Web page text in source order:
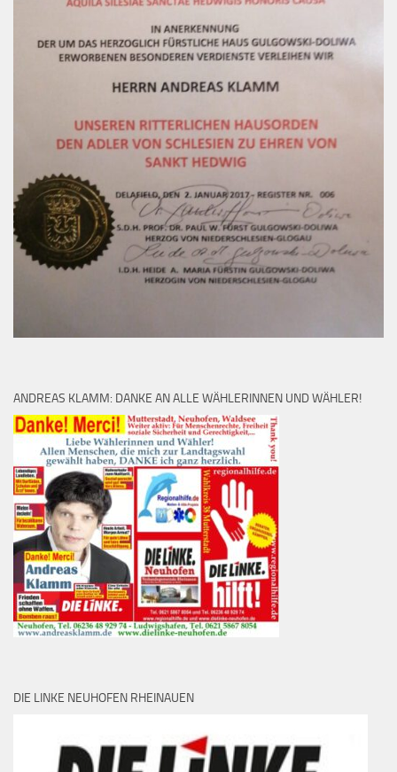
ANDREAS KLAMM: DANKE AN ALLE WÄHLERINNEN UND WÄHLER!
DIE LINKE NEUHOFEN RHEINAUEN